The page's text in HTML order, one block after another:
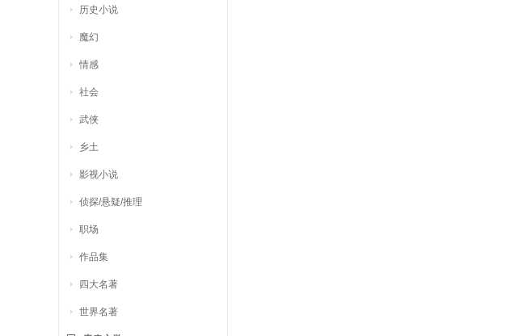
历史小说
魔幻
情感
社会
武侠
乡土
影视小说
侦探/悬疑/推理
职场
作品集
四大名著
世界名著